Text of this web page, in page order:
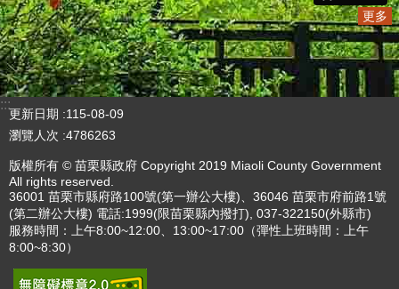
更多
:::
更新日期
115-08-09
瀏覽人次 4786263
版權所有 © 苗栗縣政府 Copyright 2019 Miaoli County Government
All rights reserved.
36001 苗栗市縣府路100號(第一辦公大樓)、36046 苗栗市府前路1號
(第二辦公大樓) 電話:1999(限苗栗縣內撥打), 037-322150(外縣市)
服務時間：上午8:00~12:00、13:00~17:00（彈性上班時間：上午
8:00~8:30）